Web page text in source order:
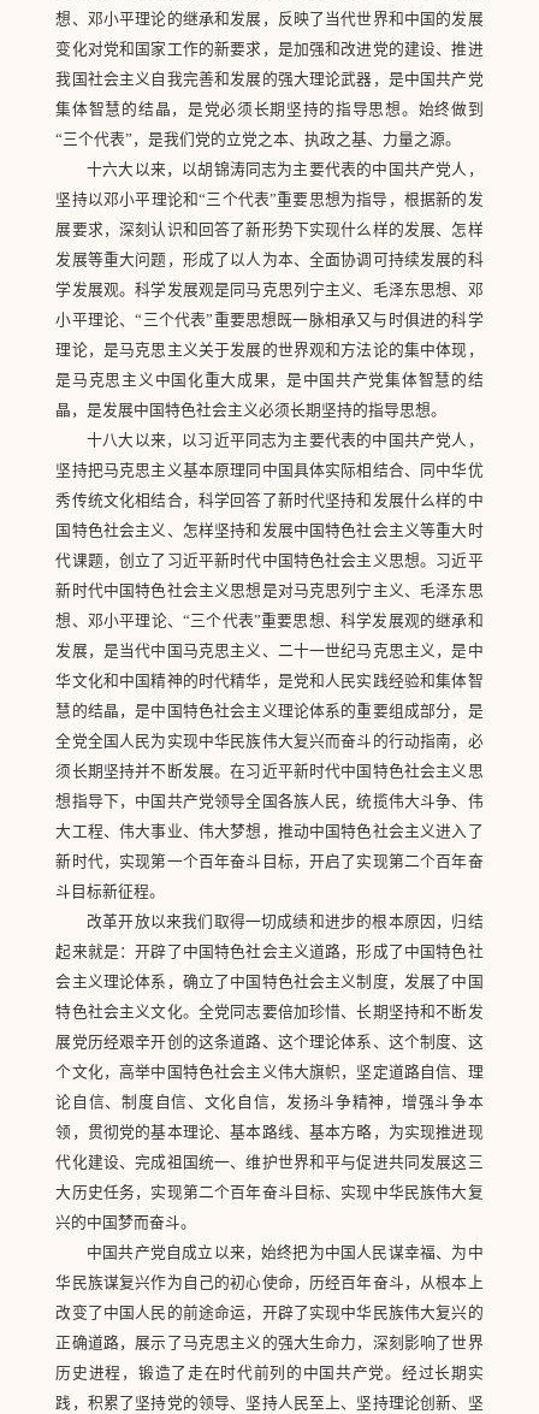
想、邓小平理论的继承和发展，反映了当代世界和中国的发展
变化对党和国家工作的新要求，是加强和改进党的建设、推进
我国社会主义自我完善和发展的强大理论武器，是中国共产党
集体智慧的结晶，是党必须长期坚持的指导思想。始终做到
“三个代表”，是我们党的立党之本、执政之基、力量之源。
十六大以来，以胡锦涛同志为主要代表的中国共产党人，
坚持以邓小平理论和“三个代表”重要思想为指导，根据新的发
展要求，深刻认识和回答了新形势下实现什么样的发展、怎样
发展等重大问题，形成了以人为本、全面协调可持续发展的科
学发展观。科学发展观是同马克思列宁主义、毛泽东思想、邓
小平理论、“三个代表”重要思想既一脉相承又与时俱进的科学
理论，是马克思主义关于发展的世界观和方法论的集中体现，
是马克思主义中国化重大成果，是中国共产党集体智慧的结
晶，是发展中国特色社会主义必须长期坚持的指导思想。
十八大以来，以习近平同志为主要代表的中国共产党人，
坚持把马克思主义基本原理同中国具体实际相结合、同中华优
秀传统文化相结合，科学回答了新时代坚持和发展什么样的中
国特色社会主义、怎样坚持和发展中国特色社会主义等重大时
代课题，创立了习近平新时代中国特色社会主义思想。习近平
新时代中国特色社会主义思想是对马克思列宁主义、毛泽东思
想、邓小平理论、“三个代表”重要思想、科学发展观的继承和
发展，是当代中国马克思主义、二十一世纪马克思主义，是中
华文化和中国精神的时代精华，是党和人民实践经验和集体智
慧的结晶，是中国特色社会主义理论体系的重要组成部分，是
全党全国人民为实现中华民族伟大复兴而奋斗的行动指南，必
须长期坚持并不断发展。在习近平新时代中国特色社会主义思
想指导下，中国共产党领导全国各族人民，统揽伟大斗争、伟
大工程、伟大事业、伟大梦想，推动中国特色社会主义进入了
新时代，实现第一个百年奋斗目标，开启了实现第二个百年奋
斗目标新征程。
改革开放以来我们取得一切成绩和进步的根本原因，归结
起来就是：开辟了中国特色社会主义道路，形成了中国特色社
会主义理论体系，确立了中国特色社会主义制度，发展了中国
特色社会主义文化。全党同志要倍加珍惜、长期坚持和不断发
展党历经艰辛开创的这条道路、这个理论体系、这个制度、这
个文化，高举中国特色社会主义伟大旗帜，坚定道路自信、理
论自信、制度自信、文化自信，发扬斗争精神，增强斗争本
领，贯彻党的基本理论、基本路线、基本方略，为实现推进现
代化建设、完成祖国统一、维护世界和平与促进共同发展这三
大历史任务，实现第二个百年奋斗目标、实现中华民族伟大复
兴的中国梦而奋斗。
中国共产党自成立以来，始终把为中国人民谋幸福、为中
华民族谋复兴作为自己的初心使命，历经百年奋斗，从根本上
改变了中国人民的前途命运，开辟了实现中华民族伟大复兴的
正确道路，展示了马克思主义的强大生命力，深刻影响了世界
历史进程，锻造了走在时代前列的中国共产党。经过长期实
践，积累了坚持党的领导、坚持人民至上、坚持理论创新、坚